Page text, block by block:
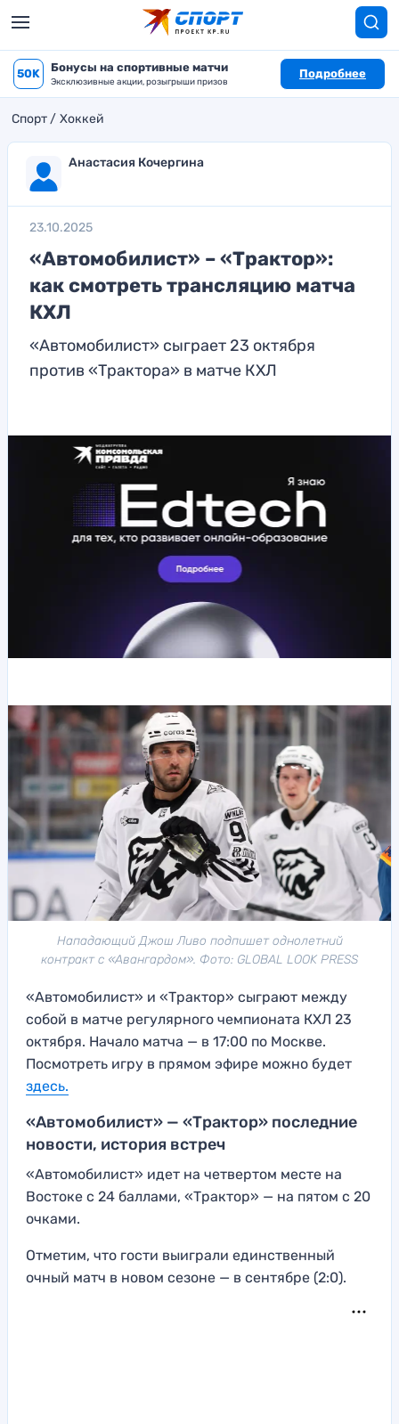
50K Бонусы на спортивные матчи
Эксклюзивные акции, розыгрыши призов
Подробнее
Спорт Хоккей
Анастасия Кочергина
23.10.2025
«Автомобилист» – «Трактор»:
как смотреть трансляцию матча
КХЛ
«Автомобилист» сыграет 23 октября
против «Трактора» в матче КХЛ
Нападающий Джош Ливо подпишет однолетний
контракт с «Авангардом». Фото: GLOBAL LOOK PRESS
«Автомобилист» и «Трактор» сыграют между
собой в матче регулярного чемпионата КХЛ 23
октября. Начало матча — в 17:00 по Москве.
Посмотреть игру в прямом эфире можно будет
здесь.
«Автомобилист» — «Трактор» последние
новости, история встреч
«Автомобилист» идет на четвертом месте на
Востоке с 24 баллами, «Трактор» — на пятом с 20
очками.
Отметим, что гости выиграли единственный
очный матч в новом сезоне — в сентябре (2:0).